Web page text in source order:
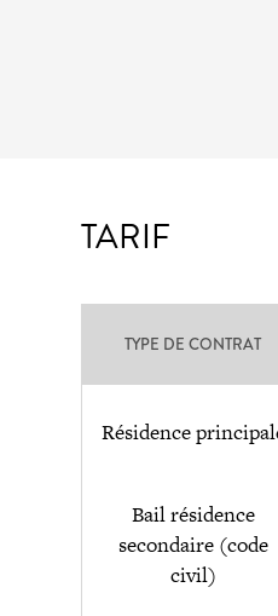
TARIF
TYPE DE CONTRAT
Résidence
Bail résidence
secondaire (code
civil)